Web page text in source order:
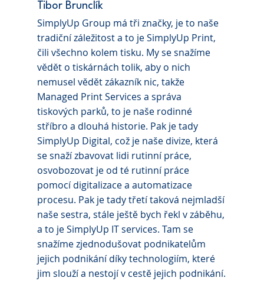
Tibor Brunclík
SimplyUp Group má tři značky, je to naše
tradiční záležitost a to je SimplyUp Print,
čili všechno kolem tisku. My se snažíme
vědět o tiskárnách tolik, aby o nich
nemusel vědět zákazník nic, takže
Managed Print Services a správa
tiskových parků, to je naše rodinné
stříbro a dlouhá historie. Pak je tady
SimplyUp Digital, což je naše divize, která
se snaží zbavovat lidi rutinní práce,
osvobozovat je od té rutinní práce
pomocí digitalizace a automatizace
procesu. Pak je tady třetí taková nejmladší
naše sestra, stále ještě bych řekl v záběhu,
a to je SimplyUp IT services. Tam se
snažíme zjednodušovat podnikatelům
jejich podnikání díky technologiím, které
jim slouží a nestojí v cestě jejich podnikání.